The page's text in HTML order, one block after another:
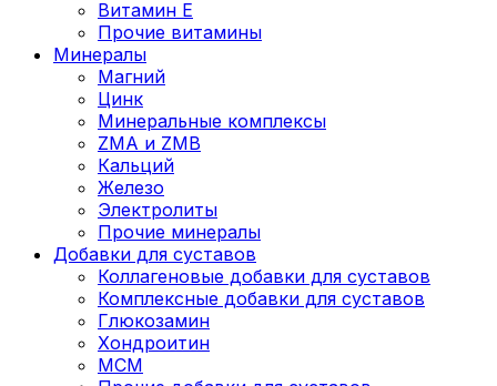
Витамин Е
Прочие витамины
Минералы
Магний
Цинк
Минеральные комплексы
ZMA и ZMB
Кальций
Железо
Электролиты
Прочие минералы
Добавки для суставов
Коллагеновые добавки для суставов
Комплексные добавки для суставов
Глюкозамин
Хондроитин
MCM